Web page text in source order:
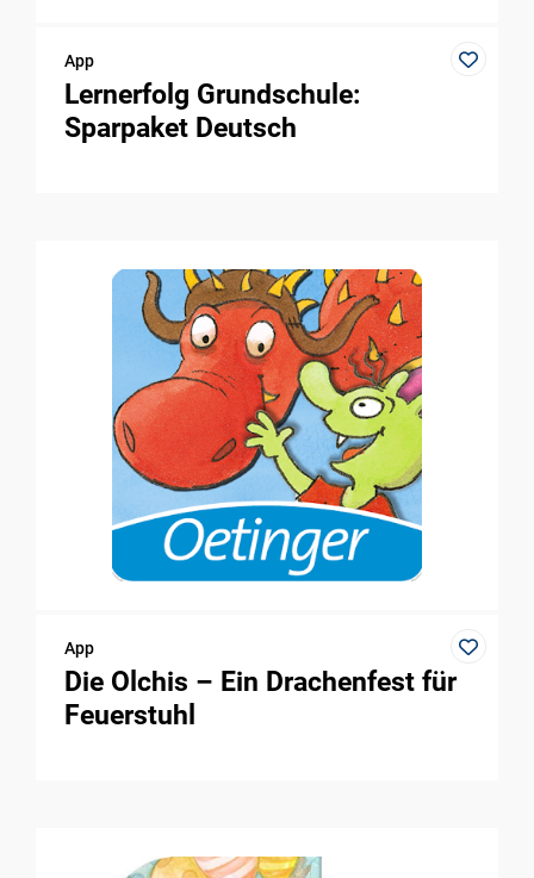
App
Lernerfolg Grundschule:
Sparpaket Deutsch
App
Die Olchis – Ein Drachenfest für
Feuerstuhl